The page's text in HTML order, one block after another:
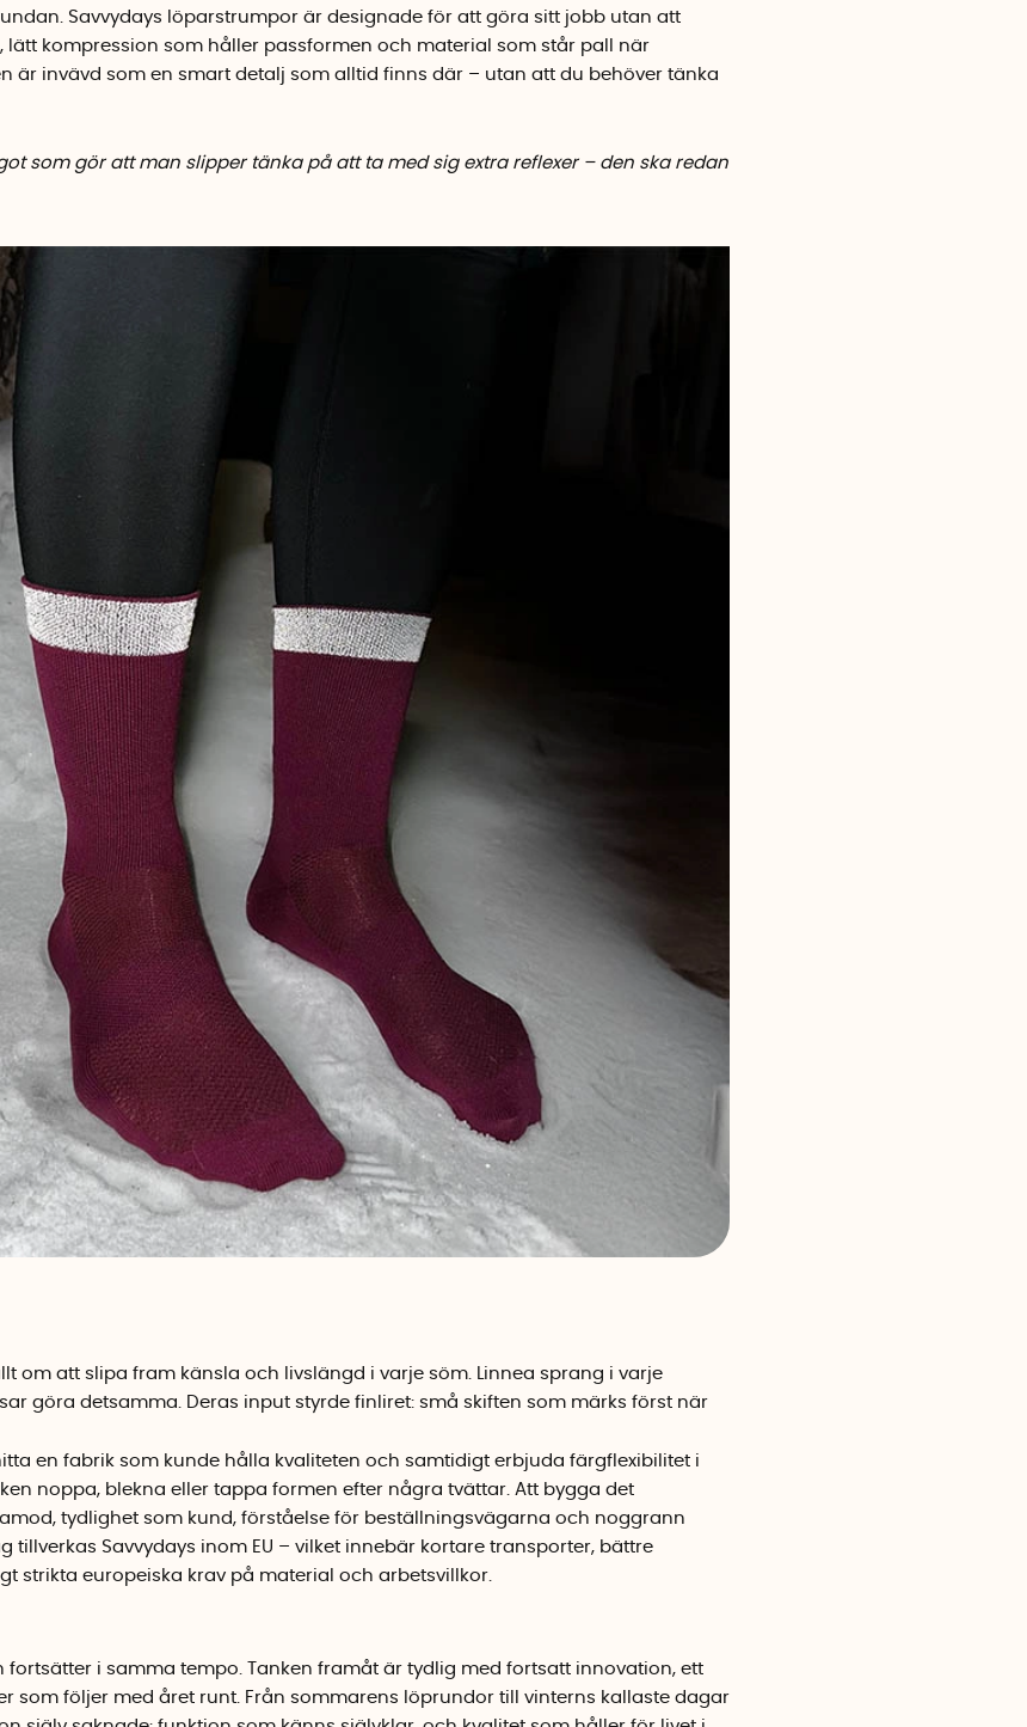
Savvydays löparstrumpor är designade för att göra sitt jobb utan att
lätt kompression som håller passformen och material som står pall när
är invävd som en smart detalj som alltid finns där – utan att du behöver tänka
som gör att man slipper tänka på att ta med sig extra reflexer – den ska redan
om att slipa fram känsla och livslängd i varje söm. Linnea sprang i varje
göra detsamma. Deras input styrde finliret: små skiften som märks först när
en fabrik som kunde hålla kvaliteten och samtidigt erbjuda färgflexibilitet i
noppa, blekna eller tappa formen efter några tvättar. Att bygga det
tydlighet som kund, förståelse för beställningsvägarna och noggrann
tillverkas Savvydays inom EU – vilket innebär kortare transporter, bättre
strikta europeiska krav på material och arbetsvillkor.
fortsätter i samma tempo. Tanken framåt är tydlig med fortsatt innovation, ett
som följer med året runt. Från sommarens löprundor till vinterns kallaste dagar